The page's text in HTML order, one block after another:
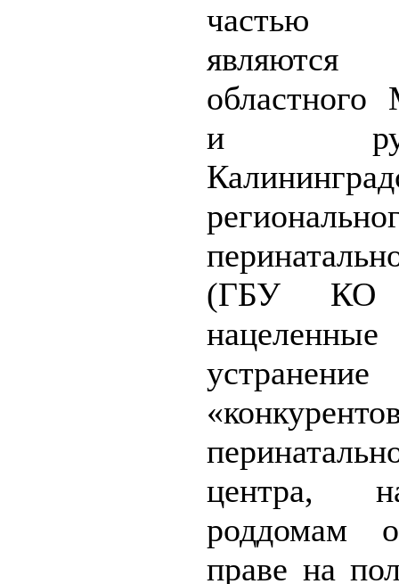
частью
являются
областного
и
(ГБУ КО
устранение
центра,
роддомам
праве на